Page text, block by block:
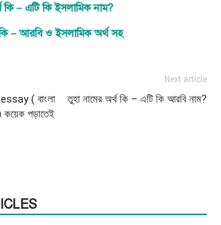
কি – এটি কি ইসলামিক নাম?
– আরবি ও ইসলামিক অর্থ সহ
( বাংলা
কয়েক পড়াতেই
Next article
তুহা নামের অর্থ কি – এটি কি আরবি নাম?